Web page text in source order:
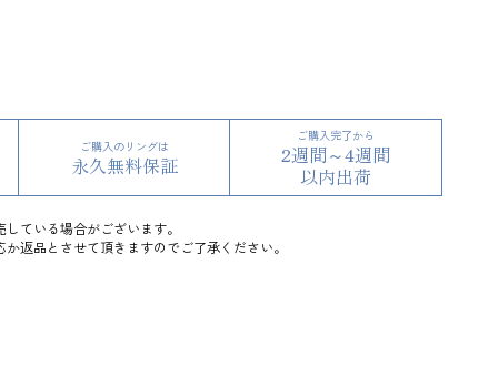
ご購入のリングは
永久無料保証
ご購入完了から
2週間～4週間
以内出荷
ている場合がございます。
返品とさせて頂きますのでご了承ください。